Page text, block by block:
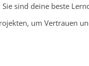
sind deine beste
um Vertrauen